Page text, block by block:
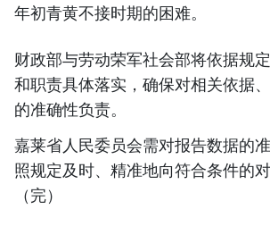
年初青黄不接时期的困难。
财政部与劳动荣军社会部将依据规
和职责具体落实，确保对相关依据
的准确性负责。
嘉莱省人民委员会需对报告数据的
照规定及时、精准地向符合条件的对
（完）